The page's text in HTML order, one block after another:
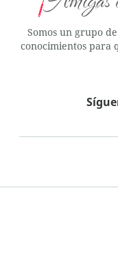
Somos un grupo
conocimientos para